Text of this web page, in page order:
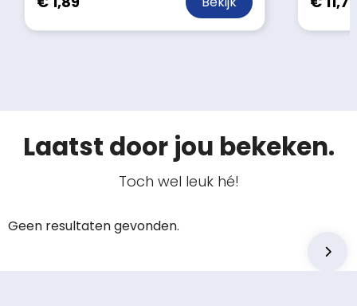
Laatst door jou bekeken.
Toch wel leuk hé!
Geen resultaten gevonden.